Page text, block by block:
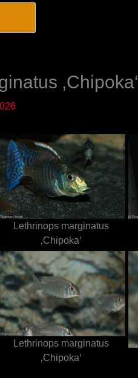
‚Chipoka‘
Lethrinops marginatus
‚Chipoka‘
Lethrinops marginatus
‚Chipoka‘